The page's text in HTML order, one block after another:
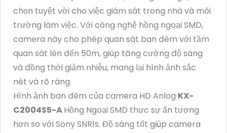
chọn tuyệt vời cho việc giám sát trong nhà và môi
trường làm việc. Với công nghệ hồng ngoại SMD,
camera này cho phép quan sát ban đêm với tầm
quan sát lên đến 50m, giúp tăng cường độ sáng
và đồng thời giảm nhiễu, mang lại hình ảnh sắc
nét và rõ ràng.
Hình ảnh ban đêm của camera HD Anlog KX-
C2004S5-AHồng Ngoại SMD thực sự ấn tượng
hơn so với Sony SNR1s. Độ sáng tốt giúp camera